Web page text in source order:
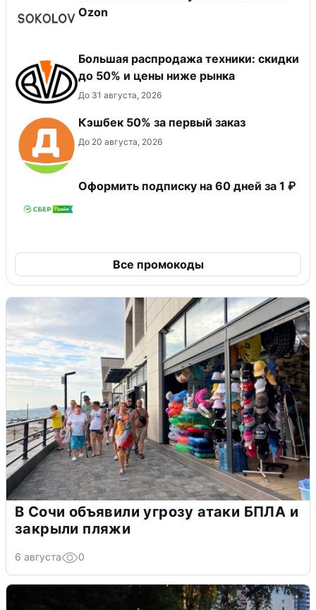
Ozon
Большая распродажа техники: скидки
до 50% и цены ниже рынка
До 31 августа, 2026
Кэшбек 50% за первый заказ
До 20 августа, 2026
Оформить подписку на 60 дней за 1 ₽
Все промокоды
В Сочи объявили угрозу атаки БПЛА и
закрыли пляжи
6 августа 0